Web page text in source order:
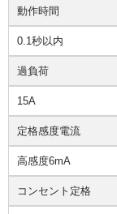
動作時間
0.1秒以内
過負荷
15A
定格感度電流
高感度6mA
コンセント定格